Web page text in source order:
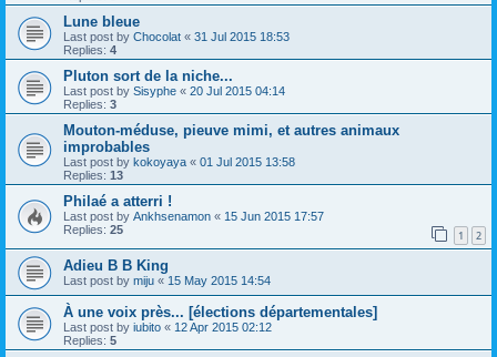
Lune bleue
Last post by Chocolat « 31 Jul 2015 18:53
Replies: 4
Pluton sort de la niche...
Last post by Sisyphe « 20 Jul 2015 04:14
Replies: 3
Mouton-méduse, pieuve mimi, et autres animaux
improbables
Last post by kokoyaya « 01 Jul 2015 13:58
Replies: 13
Philaé a atterri !
Last post by Ankhsenamon « 15 Jun 2015 17:57
Replies: 25 1 2
Adieu B B King
Last post by miju « 15 May 2015 14:54
À une voix près... [élections départementales]
Last post by iubito « 12 Apr 2015 02:12
Replies: 5